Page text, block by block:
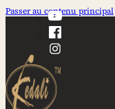
Passer au contenu principal